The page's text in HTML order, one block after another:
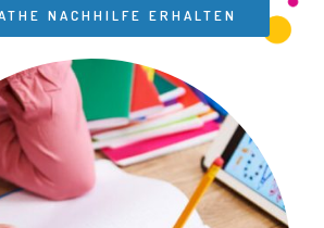
NACHHILFE ERHALTEN